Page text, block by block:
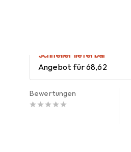
Schneller lieferbar
Angebot fürEUR
68,62
Bewertungen